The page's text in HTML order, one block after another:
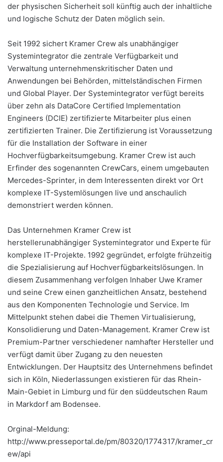
der physischen Sicherheit soll künftig auch der inhaltliche
und logische Schutz der Daten möglich sein.
Seit 1992 sichert Kramer Crew als unabhängiger
Systemintegrator die zentrale Verfügbarkeit und
Verwaltung unternehmenskritischer Daten und
Anwendungen bei Behörden, mittelständischen Firmen
und Global Player. Der Systemintegrator verfügt bereits
über zehn als DataCore Certified Implementation
Engineers (DCIE) zertifizierte Mitarbeiter plus einen
zertifizierten Trainer. Die Zertifizierung ist Voraussetzung
für die Installation der Software in einer
Hochverfügbarkeitsumgebung. Kramer Crew ist auch
Erfinder des sogenannten CrewCars, einem umgebauten
Mercedes-Sprinter, in dem Interessenten direkt vor Ort
komplexe IT-Systemlösungen live und anschaulich
demonstriert werden können.
Das Unternehmen Kramer Crew ist
herstellerunabhängiger Systemintegrator und Experte für
komplexe IT-Projekte. 1992 gegründet, erfolgte frühzeitig
die Spezialisierung auf Hochverfügbarkeitslösungen. In
diesem Zusammenhang verfolgen Inhaber Uwe Kramer
und seine Crew einen ganzheitlichen Ansatz, bestehend
aus den Komponenten Technologie und Service. Im
Mittelpunkt stehen dabei die Themen Virtualisierung,
Konsolidierung und Daten-Management. Kramer Crew ist
Premium-Partner verschiedener namhafter Hersteller und
verfügt damit über Zugang zu den neuesten
Entwicklungen. Der Hauptsitz des Unternehmens befindet
sich in Köln, Niederlassungen existieren für das Rhein-
Main-Gebiet in Limburg und für den süddeutschen Raum
in Markdorf am Bodensee.
Orginal-Meldung:
http://www.presseportal.de/pm/80320/1774317/kramer_cr
ew/api